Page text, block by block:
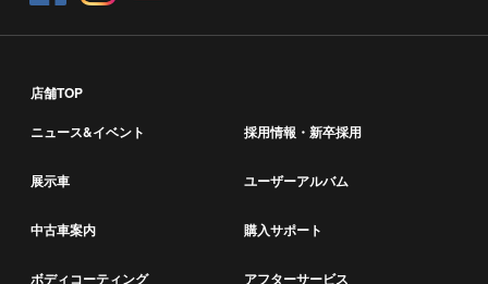
店舗TOP
ニュース&イベント
採用情報・新卒採用
展示車 ユーザーアルバム
中古車案内 購入サポート
ボディコーティング アフターサービス